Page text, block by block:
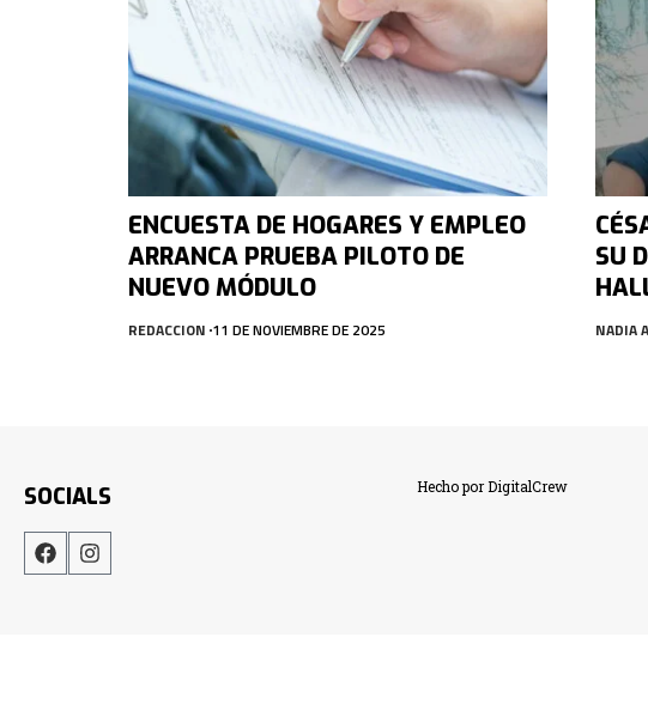
ENCUESTA DE HOGARES Y EMPLEO
ARRANCA PRUEBA PILOTO DE
NUEVO MÓDULO
REDACCION 11 DE NOVIEMBRE DE 2025
SU
NADIA
SOCIALS Hecho por DigitalCrew